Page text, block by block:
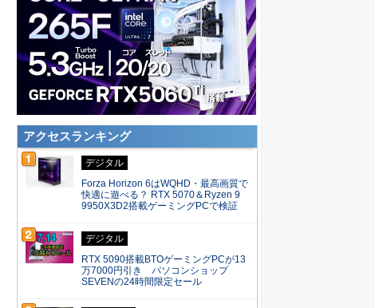
アクセスランキング
デジタル
Forza Horizon 6はWQHD・最高画質で
快適に遊べる？ RTX 5070＆Ryzen 9
9950X3D2搭載ゲーミングPCで検証
デジタル
RTX 5090搭載BTOゲーミングPCが13
万7000円引き パソコンショップ
SEVENの24時間限定セール